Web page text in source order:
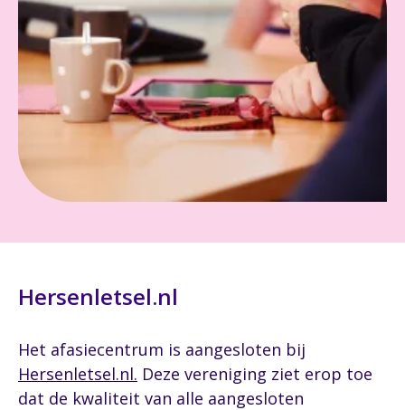
Hersenletsel.nl
Het afasiecentrum is aangesloten bij
Hersenletsel.nl. Deze vereniging ziet erop toe
dat de kwaliteit van alle aangesloten